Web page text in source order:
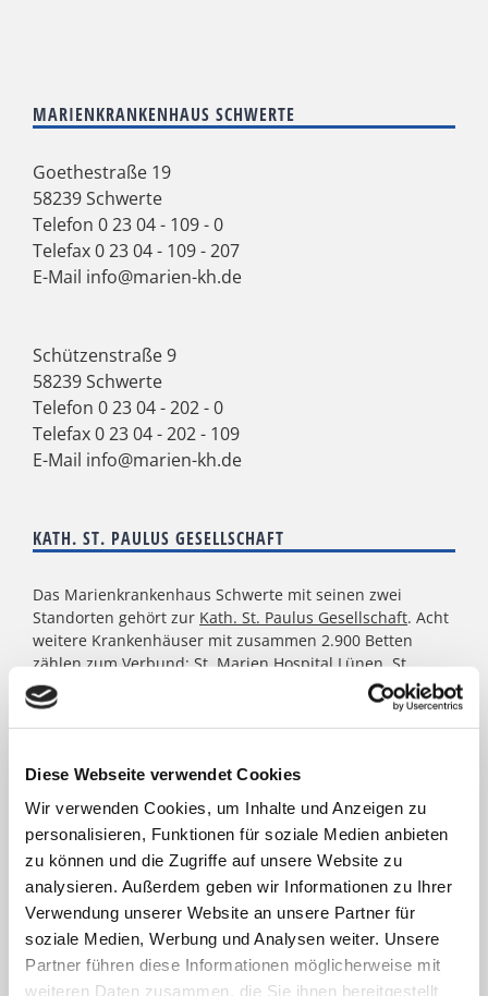
Diese Webseite verwendet Cookies
Wir verwenden Cookies, um Inhalte und Anzeigen zu
personalisieren, Funktionen für soziale Medien anbieten
zu können und die Zugriffe auf unsere Website zu
analysieren. Außerdem geben wir Informationen zu Ihrer
Verwendung unserer Website an unsere Partner für
soziale Medien, Werbung und Analysen weiter. Unsere
Partner führen diese Informationen möglicherweise mit
weiteren Daten zusammen, die Sie ihnen bereitgestellt
MARIENKRANKENHAUS SCHWERTE
Goethestraße 19
58239 Schwerte
Telefon 0 23 04 - 109 - 0
Telefax 0 23 04 - 109 - 207
E-Mail info@marien-kh.de
Schützenstraße 9
58239 Schwerte
Telefon 0 23 04 - 202 - 0
Telefax 0 23 04 - 202 - 109
E-Mail info@marien-kh.de
KATH. ST. PAULUS GESELLSCHAFT
Das Marienkrankenhaus Schwerte mit seinen zwei
Standorten gehört zur Kath. St. Paulus Gesellschaft. Acht
weitere Krankenhäuser mit zusammen 2.900 Betten
zählen zum Verbund: St. Marien Hospital Lünen, St.
Christophorus Krankenhaus Werne, St. Rochus Hospital
Castrop-Rauxel, St. Josefs Hospital Hörde, Katholisches
Krankenhaus Dortmund-West, St. Elisabeth Krankenhaus
sowie für das St. Johannes Hospital im Zentrum von
Dortmund. Darüber hinaus agieren unter dem Paulus-
Dach Altenheime und eine Jugendhilfe-Einrichtung. Die
Kath. St. Paulus Gesellschaft zählt zu den größten
katholischen Trägern in Nordrhein- Westfalen; rund
8.500 Menschen arbeiten für das Wohl der ihnen
anvertrauten Patient:innen, Bewohner:innen, Kinder und
Jugendlichen.